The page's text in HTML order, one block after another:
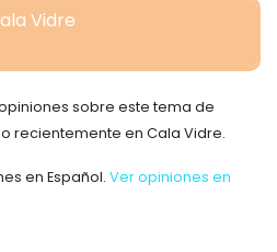
Vidre
opiniones sobre este tema de
recientemente en Cala Vidre.
en Español. Ver opiniones en